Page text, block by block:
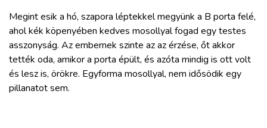
Megint esik a hó, szapora léptekkel megyünk a B porta felé,
ahol kék köpenyében kedves mosollyal fogad egy testes
asszonyság. Az embernek szinte az az érzése, őt akkor
tették oda, amikor a porta épült, és azóta mindig is ott volt
és lesz is, örökre. Egyforma mosollyal, nem idősödik egy
pillanatot sem.